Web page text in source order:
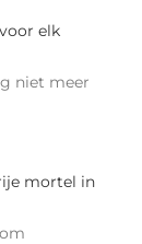
elk
niet meer
mortel in